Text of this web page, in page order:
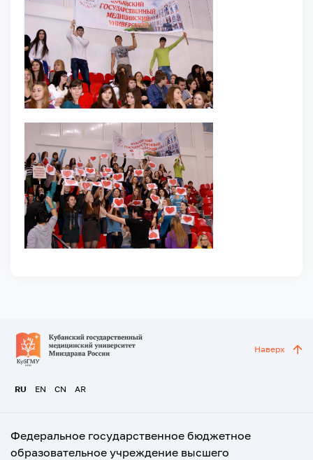
RU EN CN AR
Наверх
Федеральное государственное бюджетное
образовательное учреждение высшего